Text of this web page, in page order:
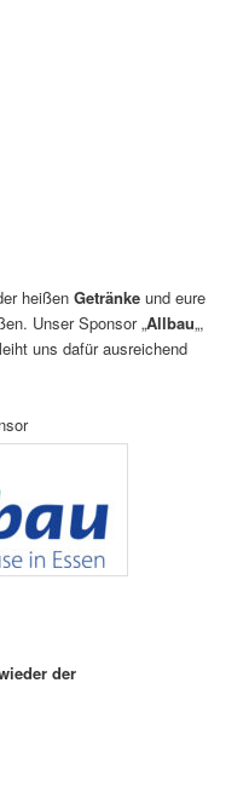
heißenGetränke und eure
Unser Sponsor „Allbau„,
uns dafür ausreichend
der